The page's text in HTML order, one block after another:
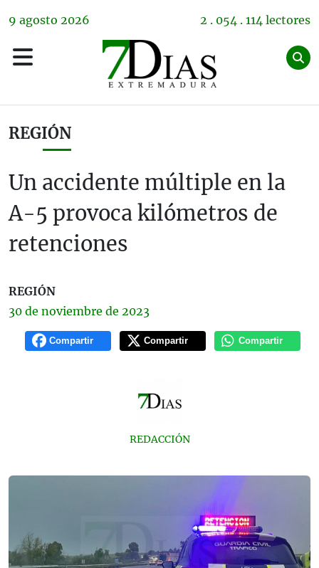
9 agosto 2026 2 . 054 . 114 lectores
REGIÓN
Un accidente múltiple en la
A-5 provoca kilómetros de
retenciones
REGIÓN
30 de noviembre de 2023
Compartir Compartir Compartir
REDACCIÓN